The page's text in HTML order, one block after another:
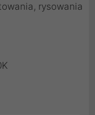
rysowania